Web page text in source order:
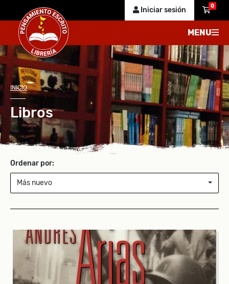
Iniciar sesión 0
MENU
INICIO
Libros
Ordenar por:
Más nuevo